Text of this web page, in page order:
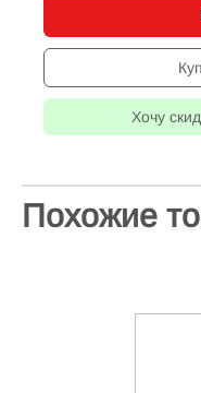
Хочу
Похожие